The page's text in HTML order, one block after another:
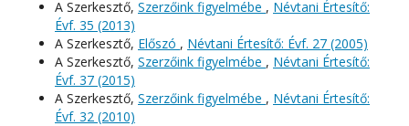
A Szerkesztő, Szerzőink figyelmébe , Névtani Értesítő:
Évf. 35 (2013)
A Szerkesztő, Előszó , Névtani Értesítő: Évf. 27 (2005)
A Szerkesztő, Szerzőink figyelmébe , Névtani Értesítő:
Évf. 37 (2015)
A Szerkesztő, Szerzőink figyelmébe , Névtani Értesítő:
Évf. 32 (2010)